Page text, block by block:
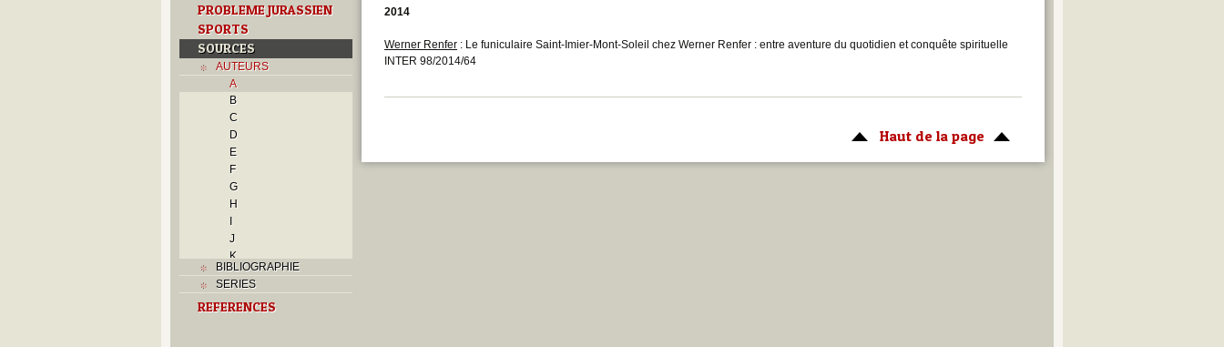
PROBLEME JURASSIEN
SPORTS
SOURCES
AUTEURS
A
B
C
D
E
F
G
H
I
J
K
L
M
N
BIBLIOGRAPHIE
SERIES
REFERENCES
2014
Werner Renfer : Le funiculaire Saint-Imier-Mont-Soleil chez Werner Renfer : entre aventure du quotidien et conquête spirituelle
INTER 98/2014/64
Haut de la page